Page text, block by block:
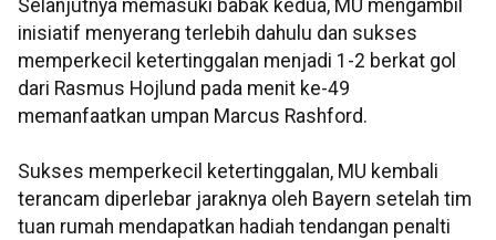
Selanjutnya memasuki babak kedua, MU mengambil
inisiatif menyerang terlebih dahulu dan sukses
memperkecil ketertinggalan menjadi 1-2 berkat gol
dari Rasmus Hojlund pada menit ke-49
memanfaatkan umpan Marcus Rashford.
Sukses memperkecil ketertinggalan, MU kembali
terancam diperlebar jaraknya oleh Bayern setelah tim
tuan rumah mendapatkan hadiah tendangan penalti